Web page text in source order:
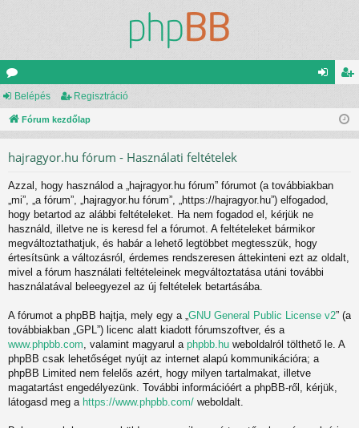
ór
u is
Belépés Regisztráció
Fórum kezdőlap
hajragyor.hu fórum - Használati feltételek
Azzal, hogy használod a „hajragyor.hu fórum” fórumot (a továbbiakban
„mi”, „a fórum”, „hajragyor.hu fórum”, „https://hajragyor.hu”) elfogadod,
hogy betartod az alábbi feltételeket. Ha nem fogadod el, kérjük ne
használd, illetve ne is keresd fel a fórumot. A feltételeket bármikor
megváltoztathatjuk, és habár a lehető legtöbbet megtesszük, hogy
értesítsünk a változásról, érdemes rendszeresen áttekinteni ezt az oldalt,
mivel a fórum használati feltételeinek megváltoztatása utáni további
használatával beleegyezel az új feltételek betartásába.
A fórumot a phpBB hajtja, mely egy a „ GNU General Public License v2” (a
továbbiakban „GPL”) licenc alatt kiadott fórumszoftver, és a
www.phpbb.com , valamint magyarul a phpbb.hu weboldalról tölthető le. A
phpBB csak lehetőséget nyújt az internet alapú kommunikációra; a
phpBB Limited nem felelős azért, hogy milyen tartalmakat, illetve
magatartást engedélyezünk. További információért a phpBB-ről, kérjük,
látogasd meg a https://www.phpbb.com/ weboldalt.